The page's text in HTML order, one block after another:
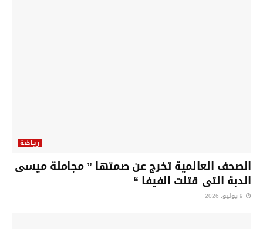
رياضة
الصحف العالمية تخرج عن صمتها ” مجاملة ميسى
الدبة التى قتلت الفيفا “